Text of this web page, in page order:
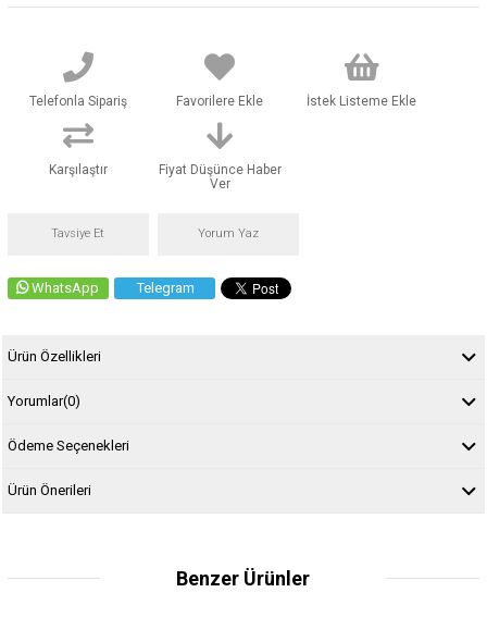
Telefonla Sipariş Favorilere Ekle İstek Listeme Ekle
Karşılaştır
Fiyat Düşünce Haber
Ver
Tavsiye Et Yorum Yaz
WhatsApp Telegram
Ürün Özellikleri
Yorumlar(0)
Ödeme Seçenekleri
Ürün Önerileri
Benzer Ürünler